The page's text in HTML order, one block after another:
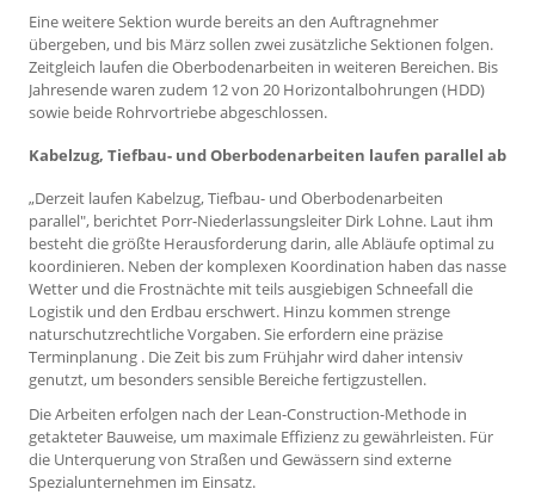
Eine weitere Sektion wurde bereits an den Auftragnehmer
übergeben, und bis März sollen zwei zusätzliche Sektionen folgen.
Zeitgleich laufen die Oberbodenarbeiten in weiteren Bereichen. Bis
Jahresende waren zudem 12 von 20 Horizontalbohrungen (HDD)
sowie beide Rohrvortriebe abgeschlossen.
Kabelzug, Tiefbau- und Oberbodenarbeiten laufen parallel ab
„Derzeit laufen Kabelzug, Tiefbau- und Oberbodenarbeiten
parallel", berichtet Porr-Niederlassungsleiter Dirk Lohne. Laut ihm
besteht die größte Herausforderung darin, alle Abläufe optimal zu
koordinieren. Neben der komplexen Koordination haben das nasse
Wetter und die Frostnächte mit teils ausgiebigen Schneefall die
Logistik und den Erdbau erschwert. Hinzu kommen strenge
naturschutzrechtliche Vorgaben. Sie erfordern eine präzise
Terminplanung . Die Zeit bis zum Frühjahr wird daher intensiv
genutzt, um besonders sensible Bereiche fertigzustellen.
Die Arbeiten erfolgen nach der Lean-Construction-Methode in
getakteter Bauweise, um maximale Effizienz zu gewährleisten. Für
die Unterquerung von Straßen und Gewässern sind externe
Spezialunternehmen im Einsatz.